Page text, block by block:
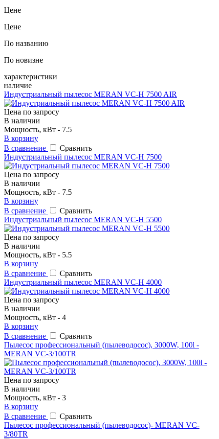
Цене
Цене
По названию
По новизне
характеристики
наличие
Индустриальный пылесос MERAN VC-H 7500 AIR
Цена по запросу
В наличии
Мощность, кВт - 7.5
В корзину
В сравнение
Сравнить
Индустриальный пылесос MERAN VC-H 7500
Цена по запросу
В наличии
Мощность, кВт - 7.5
В корзину
В сравнение
Сравнить
Индустриальный пылесос MERAN VC-H 5500
Цена по запросу
В наличии
Мощность, кВт - 5.5
В корзину
В сравнение
Сравнить
Индустриальный пылесос MERAN VC-H 4000
Цена по запросу
В наличии
Мощность, кВт - 4
В корзину
В сравнение
Сравнить
Пылесос профессиональный (пылеводосос), 3000W, 100l -
MERAN VC-3/100TR
Цена по запросу
В наличии
Мощность, кВт - 3
В корзину
В сравнение
Сравнить
Пылесос профессиональный (пылеводосос)- MERAN VC-
3/80TR